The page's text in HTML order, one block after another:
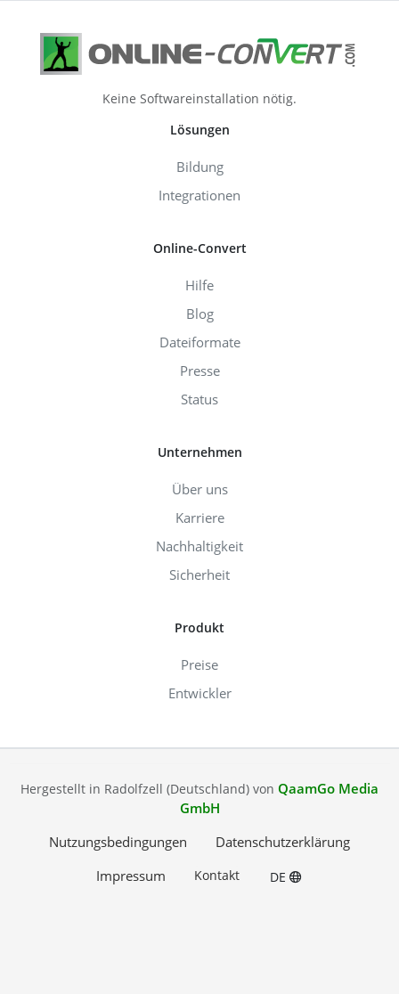
Keine Softwareinstallation nötig.
Lösungen
Bildung
Integrationen
Online-Convert
Hilfe
Blog
Dateiformate
Presse
Status
Unternehmen
Über uns
Karriere
Nachhaltigkeit
Sicherheit
Produkt
Preise
Entwickler
Hergestellt in Radolfzell (Deutschland) von QaamGo Media
GmbH
Nutzungsbedingungen
Datenschutzerklärung
Impressum
Kontakt DE